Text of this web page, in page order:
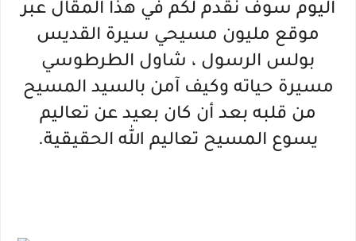
اليوم سوف نقدم لكم في هذا المقال عبر
موقع مليون مسيحي سيرة القديس
بولس الرسول ، شاول الطرطوسي
مسيرة حياته وكيف آمن بالسيد المسيح
من قلبه بعد أن كان بعيد عن تعاليم
يسوع المسيح تعاليم الله الحقيقية.